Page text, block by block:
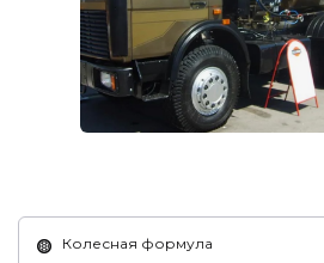
Колесная формула